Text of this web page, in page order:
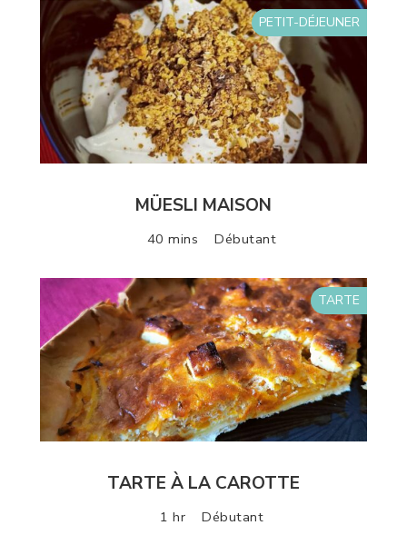
PETIT-DÉJEUNER
MÜESLI MAISON
40 mins Débutant
TARTE
TARTE À LA CAROTTE
1 hr Débutant